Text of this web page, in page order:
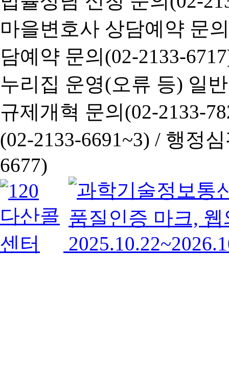
마을변호사 상담예약 문
담예약 문의(02-2133-
누리집 운영(오류 등) 일
규제개혁 문의(02-2133-
(02-2133-6691~3) / 행정심
6677)